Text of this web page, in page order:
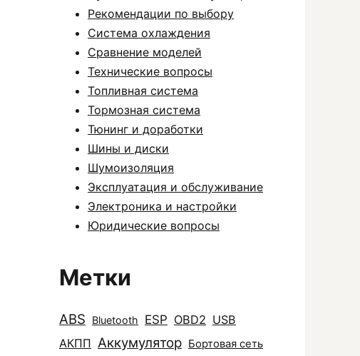
Рекомендации по выбору
Система охлаждения
Сравнение моделей
Технические вопросы
Топливная система
Тормозная система
Тюнинг и доработки
Шины и диски
Шумоизоляция
Эксплуатация и обслуживание
Электроника и настройки
Юридические вопросы
Метки
ABS Bluetooth ESP OBD2 USB
АКПП Аккумулятор Бортовая сеть